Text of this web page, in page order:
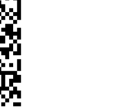
举措，预计将极